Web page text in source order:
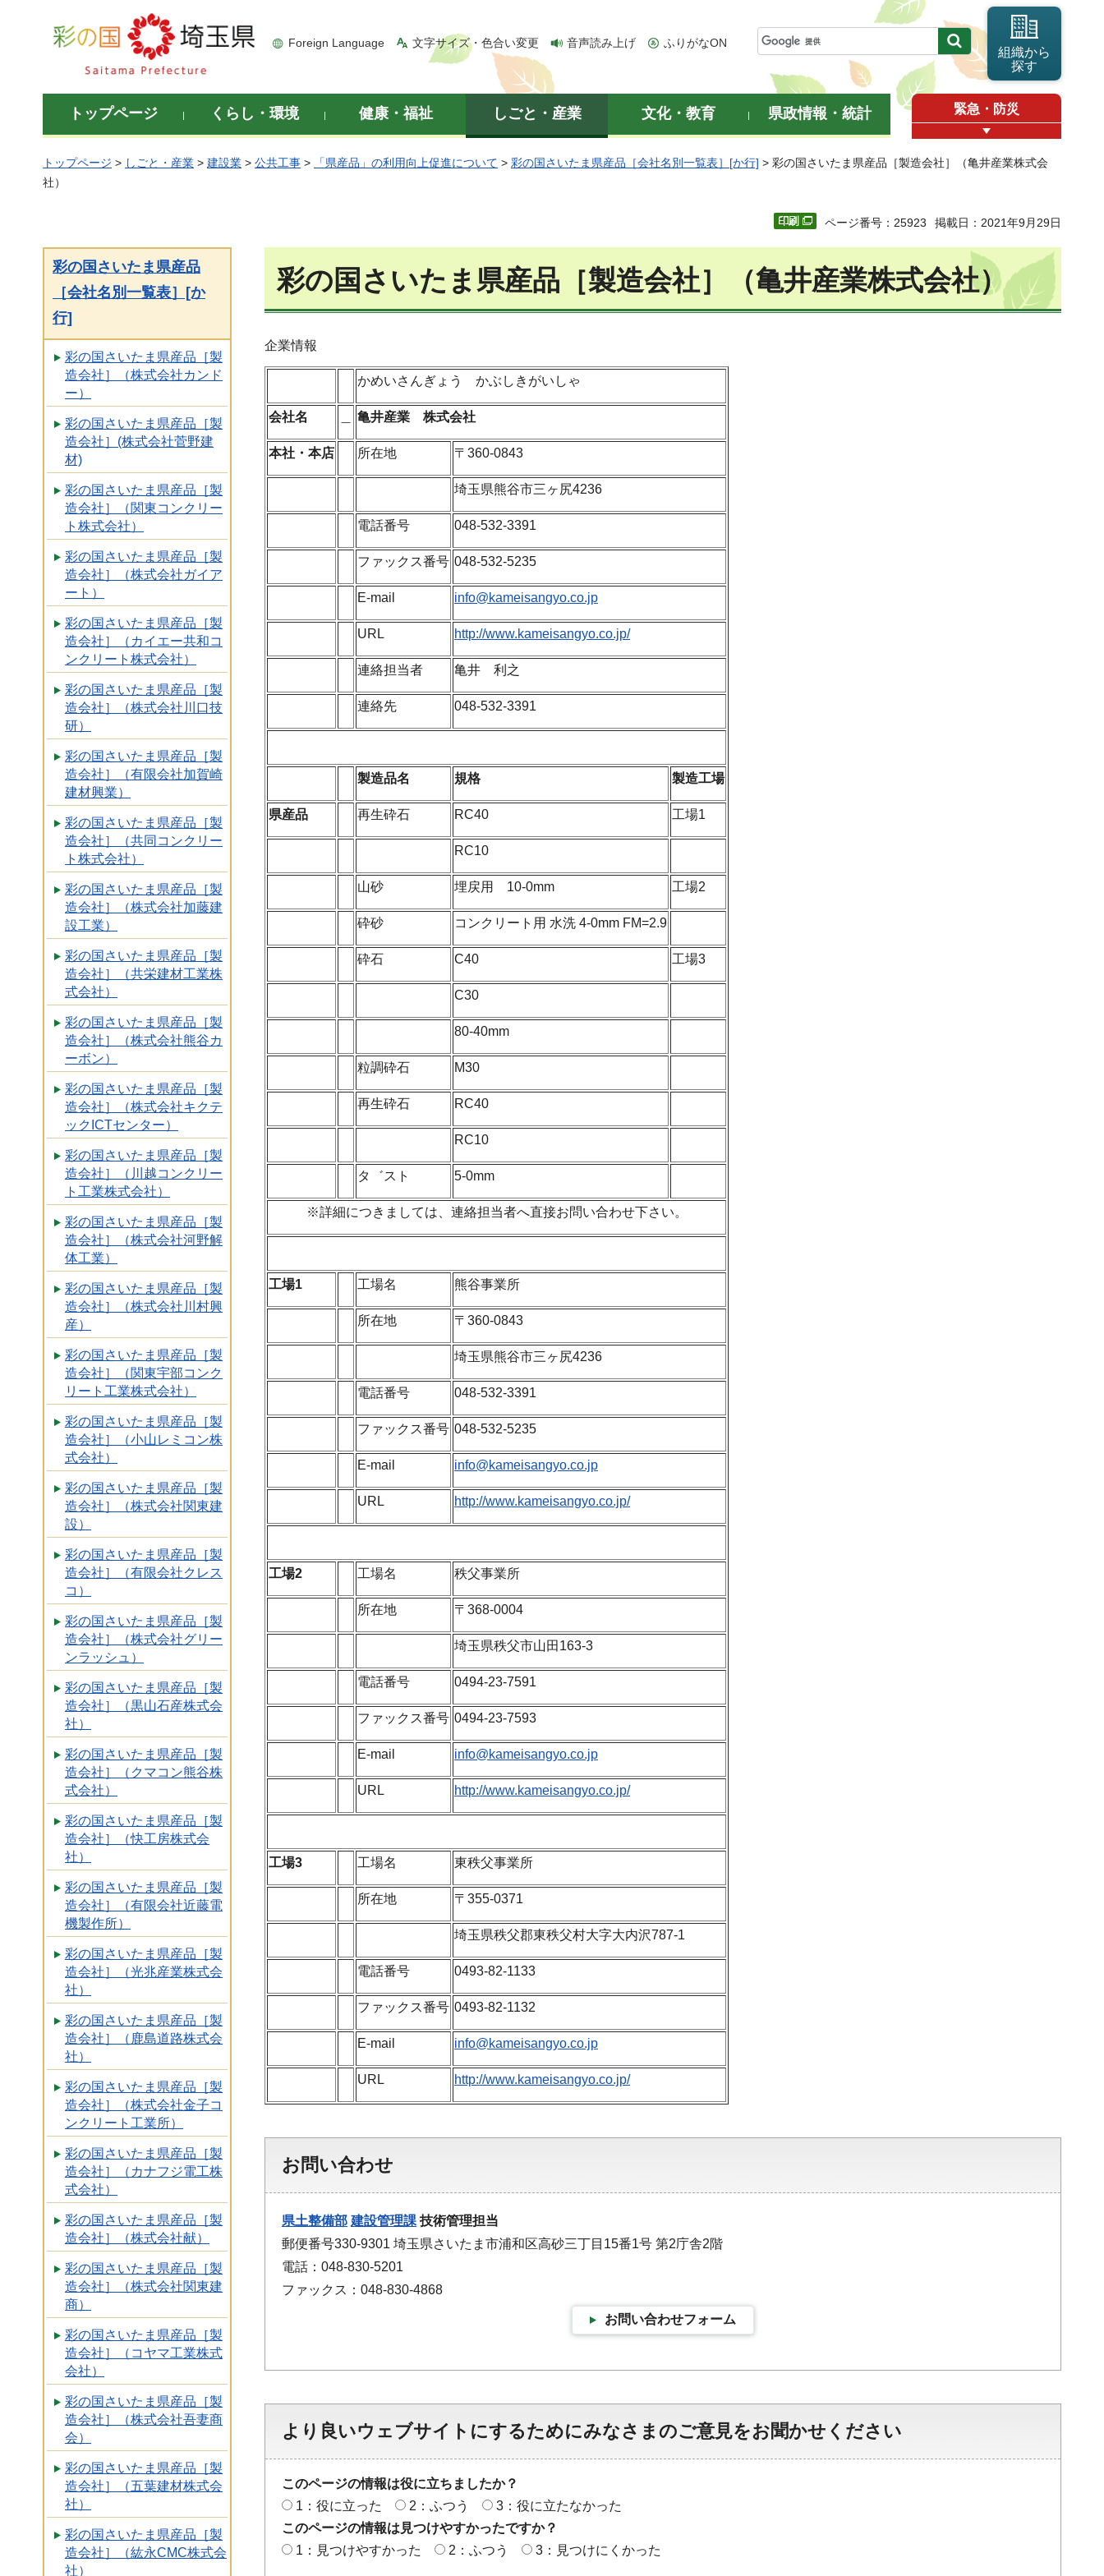
彩の国 埼玉県
Foreign Language 文字サイズ・色合い変更 音声読み上げ ふりがなON
組織から
探す
トップページ くらし・環境 健康・福祉 しごと・産業 文化・教育 県政情報・統計 緊急・防災
トップページ > しごと・産業 > 建設業 > 公共工事 > 「県産品」の利用向上促進について > 彩の国さいたま県産品［会社名別一覧表］[か行] > 彩の国さいたま県産品［製造会社］（亀井産業株式会
社）
ページ番号：25923 掲載日：2021年9月29日
彩の国さいたま県産品
［会社名別一覧表］[か
行]
彩の国さいたま県産品［製
造会社］（株式会社カンド
ー）
彩の国さいたま県産品［製
造会社］(株式会社菅野建
材)
彩の国さいたま県産品［製
造会社］（関東コンクリー
ト株式会社）
彩の国さいたま県産品［製
造会社］（株式会社ガイア
ート）
彩の国さいたま県産品［製
造会社］（カイエー共和コ
ンクリート株式会社）
彩の国さいたま県産品［製
造会社］（株式会社川口技
研）
彩の国さいたま県産品［製
造会社］（有限会社加賀崎
建材興業）
彩の国さいたま県産品［製
造会社］（共同コンクリー
ト株式会社）
彩の国さいたま県産品［製
造会社］（株式会社加藤建
設工業）
彩の国さいたま県産品［製
造会社］（共栄建材工業株
式会社）
彩の国さいたま県産品［製
造会社］（株式会社熊谷カ
ーボン）
彩の国さいたま県産品［製
造会社］（株式会社キクテ
ックICTセンター）
彩の国さいたま県産品［製
造会社］（川越コンクリー
ト工業株式会社）
彩の国さいたま県産品［製
造会社］（株式会社河野解
体工業）
彩の国さいたま県産品［製
造会社］（株式会社川村興
産）
彩の国さいたま県産品［製
造会社］（関東宇部コンク
リート工業株式会社）
彩の国さいたま県産品［製
造会社］（小山レミコン株
式会社）
彩の国さいたま県産品［製
造会社］（株式会社関東建
設）
彩の国さいたま県産品［製
造会社］（有限会社クレス
コ）
彩の国さいたま県産品［製
造会社］（株式会社グリー
ンラッシュ）
彩の国さいたま県産品［製
造会社］（黒山石産株式会
社）
彩の国さいたま県産品［製
造会社］（クマコン熊谷株
式会社）
彩の国さいたま県産品［製
造会社］（快工房株式会
社）
彩の国さいたま県産品［製
造会社］（有限会社近藤電
機製作所）
彩の国さいたま県産品［製
造会社］（光兆産業株式会
社）
彩の国さいたま県産品［製
造会社］（鹿島道路株式会
社）
彩の国さいたま県産品［製
造会社］（株式会社金子コ
ンクリート工業所）
彩の国さいたま県産品［製
造会社］（カナフジ電工株
式会社）
彩の国さいたま県産品［製
造会社］（株式会社献）
彩の国さいたま県産品［製
造会社］（株式会社関東建
商）
彩の国さいたま県産品［製
造会社］（コヤマ工業株式
会社）
彩の国さいたま県産品［製
造会社］（株式会社吾妻商
会）
彩の国さいたま県産品［製
造会社］（五葉建材株式会
社）
彩の国さいたま県産品［製
造会社］（紘永CMC株式会
社）
彩の国さいたま県産品［製造会社］（亀井産業株式会社）
企業情報
かめいさんぎょう かぶしきがいしゃ
会社名 亀井産業 株式会社
本社・本店 所在地 〒360-0843
埼玉県熊谷市三ヶ尻4236
電話番号 048-532-3391
ファックス番号 048-532-5235
E-mail info@kameisangyo.co.jp
URL http://www.kameisangyo.co.jp/
連絡担当者 亀井 利之
連絡先 048-532-3391
製造品名 規格 製造工場
県産品 再生砕石 RC40 工場1
RC10
山砂 埋戻用 10-0mm 工場2
砕砂 コンクリート用 水洗 4-0mm FM=2.9
砕石 C40 工場3
C30
80-40mm
粒調砕石 M30
再生砕石 RC40
RC10
タ゛スト 5-0mm
※詳細につきましては、連絡担当者へ直接お問い合わせ下さい。
工場1 工場名 熊谷事業所
所在地 〒360-0843
埼玉県熊谷市三ヶ尻4236
電話番号 048-532-3391
ファックス番号 048-532-5235
E-mail info@kameisangyo.co.jp
URL http://www.kameisangyo.co.jp/
工場2 工場名 秩父事業所
所在地 〒368-0004
埼玉県秩父市山田163-3
電話番号 0494-23-7591
ファックス番号 0494-23-7593
E-mail info@kameisangyo.co.jp
URL http://www.kameisangyo.co.jp/
工場3 工場名 東秩父事業所
所在地 〒355-0371
埼玉県秩父郡東秩父村大字大内沢787-1
電話番号 0493-82-1133
ファックス番号 0493-82-1132
E-mail info@kameisangyo.co.jp
URL http://www.kameisangyo.co.jp/
お問い合わせ
県土整備部 建設管理課 技術管理担当
郵便番号330-9301 埼玉県さいたま市浦和区高砂三丁目15番1号 第2庁舎2階
電話：048-830-5201
ファックス：048-830-4868
お問い合わせフォーム
より良いウェブサイトにするためにみなさまのご意見をお聞かせください
このページの情報は役に立ちましたか？
1：役に立った
2：ふつう
3：役に立たなかった
このページの情報は見つけやすかったですか？
1：見つけやすかった
2：ふつう 3：見つけにくかった